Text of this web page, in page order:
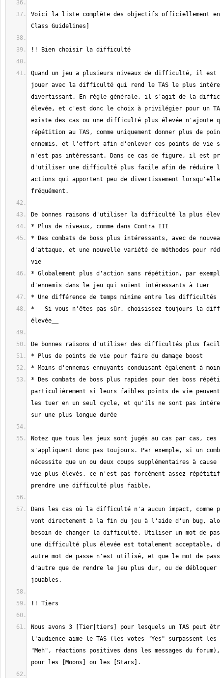
Voici la liste complète des objectifs officiellement
Quand un jeu a plusieurs niveaux de difficulté, il est
jouer avec la difficulté qui rend le TAS le plus
divertissant. En règle générale, il s'agit de la
élevée, et c'est donc le choix à privilégier pour un
existe des cas ou une difficulté plus élevée n'ajoute
répétition au TAS, comme uniquement donner plus de
ennemis, et l'effort afin d'enlever ces points de vie
n'est pas intéressant. Dans ce cas de figure, il est
d'utiliser une difficulté plus facile afin de réduire
actions qui apportent peu de divertissement
* Des combats de boss plus intéressants, avec de
d'attaque, et une nouvelle variété de méthodes pour
* Globalement plus d'action sans répétition, par
* __Si vous n'êtes pas sûr, choisissez toujours la
* Des combats de boss plus rapides pour des boss
particulièrement si leurs faibles points de vie peuvent
les tuer en un seul cycle, et qu'ils ne sont pas
Notez que tous les jeux sont jugés au cas par cas, ces
s'appliquent donc pas toujours. Par exemple, si un
nécessite que un ou deux coups supplémentaires à
vie plus élevés, ce n'est pas forcément assez
Dans les cas où la difficulté n'a aucun impact, comme
vont directement à la fin du jeu à l'aide d'un bug,
besoin de changer la difficulté. Utiliser un mot de
une difficulté plus élevée est totalement acceptable, du
autre mot de passe n'est utilisé, et que le mot de
d'autre que de rendre le jeu plus dur, ou de débloquer
Nous avons 3 [Tier|tiers] pour lesquels un TAS peut
l'audience aime le TAS (les votes "Yes" surpassent
"Meh", réactions positives dans les messages du